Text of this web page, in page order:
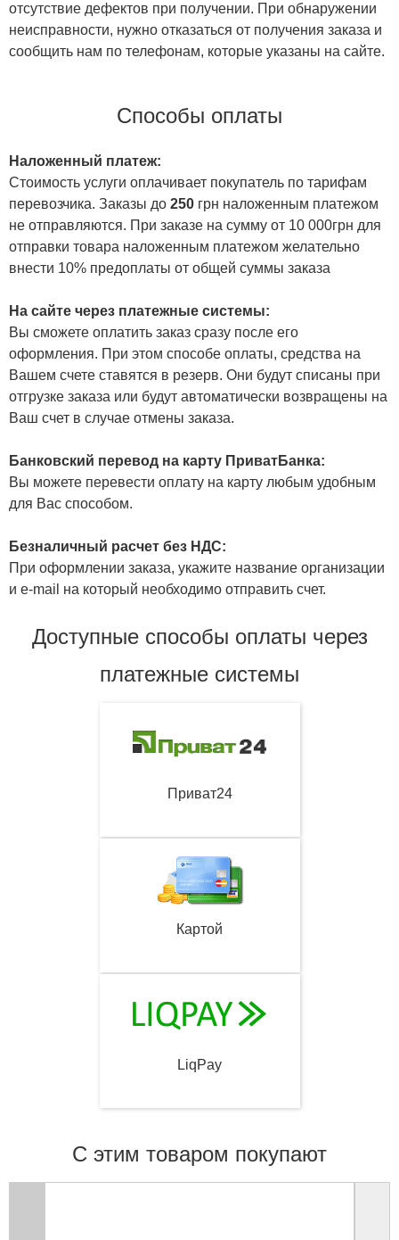
отсутствие дефектов при получении. При обнаружении
неисправности, нужно отказаться от получения заказа и
сообщить нам по телефонам, которые указаны на сайте.
Способы оплаты
Наложенный платеж:
Стоимость услуги оплачивает покупатель по тарифам
перевозчика. Заказы до 250 грн наложенным платежом
не отправляются. При заказе на сумму от 10 000грн для
отправки товара наложенным платежом желательно
внести 10% предоплаты от общей суммы заказа
На сайте через платежные системы:
Вы сможете оплатить заказ сразу после его
оформления. При этом способе оплаты, средства на
Вашем счете ставятся в резерв. Они будут списаны при
отгрузке заказа или будут автоматически возвращены на
Ваш счет в случае отмены заказа.
Банковский перевод на карту ПриватБанка:
Вы можете перевести оплату на карту любым удобным
для Вас способом.
Безналичный расчет без НДС:
При оформлении заказа, укажите название организации
и e-mail на который необходимо отправить счет.
Доступные способы оплаты через
платежные системы
Приват24
Картой
LiqPay
С этим товаром покупают